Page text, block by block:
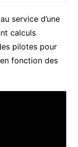
service d’une
calculs
pilotes pour
fonction des